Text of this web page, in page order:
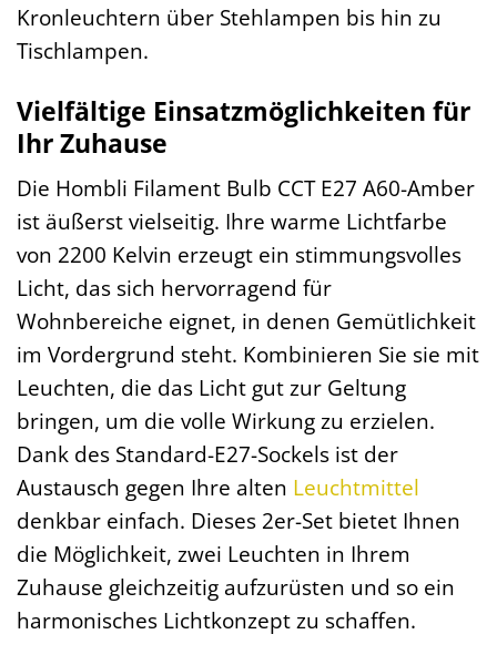
Kronleuchtern über Stehlampen bis hin zu
Tischlampen.
Vielfältige Einsatzmöglichkeiten für
Ihr Zuhause
Die Hombli Filament Bulb CCT E27 A60-Amber
ist äußerst vielseitig. Ihre warme Lichtfarbe
von 2200 Kelvin erzeugt ein stimmungsvolles
Licht, das sich hervorragend für
Wohnbereiche eignet, in denen Gemütlichkeit
im Vordergrund steht. Kombinieren Sie sie mit
Leuchten, die das Licht gut zur Geltung
bringen, um die volle Wirkung zu erzielen.
Dank des Standard-E27-Sockels ist der
Austausch gegen Ihre alten Leuchtmittel
denkbar einfach. Dieses 2er-Set bietet Ihnen
die Möglichkeit, zwei Leuchten in Ihrem
Zuhause gleichzeitig aufzurüsten und so ein
harmonisches Lichtkonzept zu schaffen.